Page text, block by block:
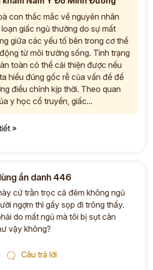
con thắc mắc về nguyên nhân
giấc ngủ thường do sự mất
giữa các yếu tố bên trong cơ thể
từ môi trường sống. Tình trạng
toàn có thể cải thiện được nếu
hiểu đúng gốc rễ của vấn đề để
điều chỉnh kịp thời. Theo quan
y học cổ truyền, giấc...
»
ẩn danh 446
cứ trằn trọc cả đêm không ngủ
ngợm thì gầy sọp đi trông thấy.
do mất ngủ mà tôi bị sụt cân
vậy không?
Câu trả lời